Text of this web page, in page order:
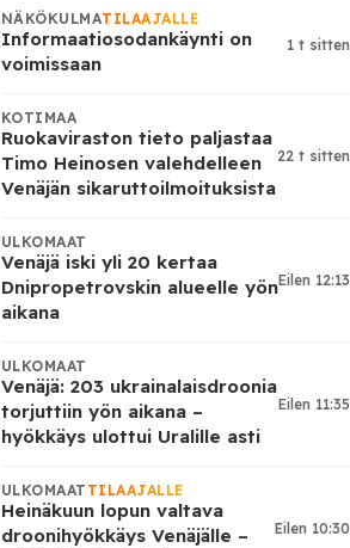
NÄKÖKULMATILAAJALLE
Informaatiosodankäynti on
voimissaan
1 t sitten
KOTIMAA
Ruokaviraston tieto paljastaa
Timo Heinosen valehdelleen
Venäjän sikaruttoilmoituksista
22 t sitten
ULKOMAAT
Venäjä iski yli 20 kertaa
Dnipropetrovskin alueelle yön
aikana
Eilen 12:13
ULKOMAAT
Venäjä: 203 ukrainalaisdroonia
torjuttiin yön aikana –
hyökkäys ulottui Uralille asti
Eilen 11:35
ULKOMAAT TILAAJALLE
Heinäkuun lopun valtava
droonihyökkäys Venäjälle –
Eilen 10:30